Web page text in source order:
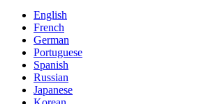
English
French
German
Portuguese
Spanish
Russian
Japanese